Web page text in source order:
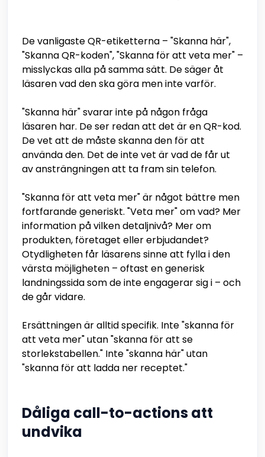
De vanligaste QR-etiketterna – "Skanna här",
"Skanna QR-koden", "Skanna för att veta mer" –
misslyckas alla på samma sätt. De säger åt
läsaren vad den ska göra men inte varför.
"Skanna här" svarar inte på någon fråga
läsaren har. De ser redan att det är en QR-kod.
De vet att de måste skanna den för att
använda den. Det de inte vet är vad de får ut
av ansträngningen att ta fram sin telefon.
"Skanna för att veta mer" är något bättre men
fortfarande generiskt. "Veta mer" om vad? Mer
information på vilken detaljnivå? Mer om
produkten, företaget eller erbjudandet?
Otydligheten får läsarens sinne att fylla i den
värsta möjligheten – oftast en generisk
landningssida som de inte engagerar sig i – och
de går vidare.
Ersättningen är alltid specifik. Inte "skanna för
att veta mer" utan "skanna för att se
storlekstabellen." Inte "skanna här" utan
"skanna för att ladda ner receptet."
Dåliga call-to-actions att
undvika